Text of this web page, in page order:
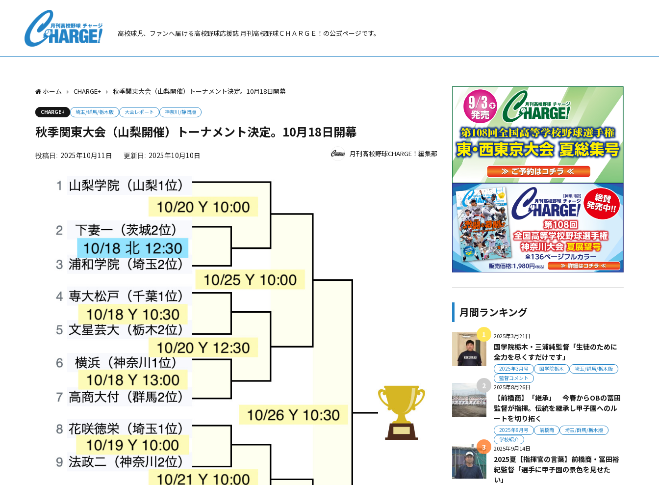
高校球児、ファンへ届ける高校野球応援誌 月刊高校野球ＣＨＡＲＧＥ！の公式ページです。
ホーム CHARGE+ 秋季関東大会（山梨開催）トーナメント決定。10月18日開幕
CHARGE+ 埼玉/群馬/栃木版 大会レポート 神奈川/静岡版
秋季関東大会（山梨開催）トーナメント決定。10月18日開幕
2025年10月11日 2025年10月10日 月刊高校野球CHARGE！編集部
月間ランキング
2025年3月21日
国学院栃木・三浦純監督「生徒のために
全力を尽くすだけです」
2025年3月号 国学院栃木
埼玉/群馬/栃木版
監督コメント
2025年8月26日
【前橋商】「継承」 今春からOBの冨田
監督が指揮。伝統を継承し甲子園へのル
ートを切り拓く
2025年8月号 前橋商
埼玉/群馬/栃木版
学校紹介
2025年9月14日
2025夏【指揮官の言葉】前橋商・冨田裕
紀監督「選手に甲子園の景色を見せた
い」